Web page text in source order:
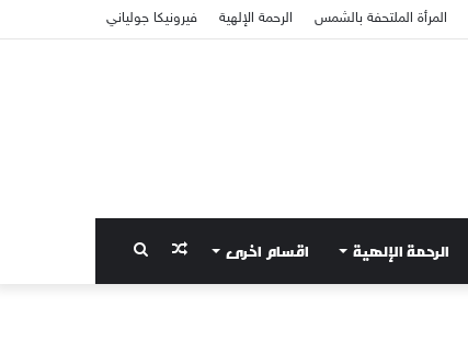
المرأة الملتحفة بالشمس الرحمة الإلهية فيرونيكا جولياني
الرحمة الإلهية اقسام اخرى بحث مقال